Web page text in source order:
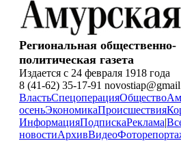
Региональная общественно-
политическая газета
Издается с 24 февраля 1918 года
8 (41-62) 35-17-91
ВластьСпецоперацияОбщество
осеньЭкономикаПроисшествия
ИнформацияПодпискаРеклама|
новостиАрхивВидео